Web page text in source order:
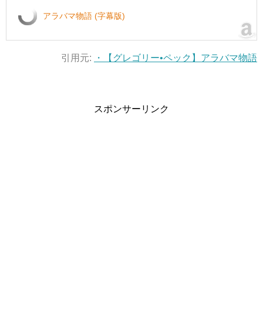
アラバマ物語 (字幕版)
引用元: ・【グレゴリー•ペック】アラバマ物語
スポンサーリンク